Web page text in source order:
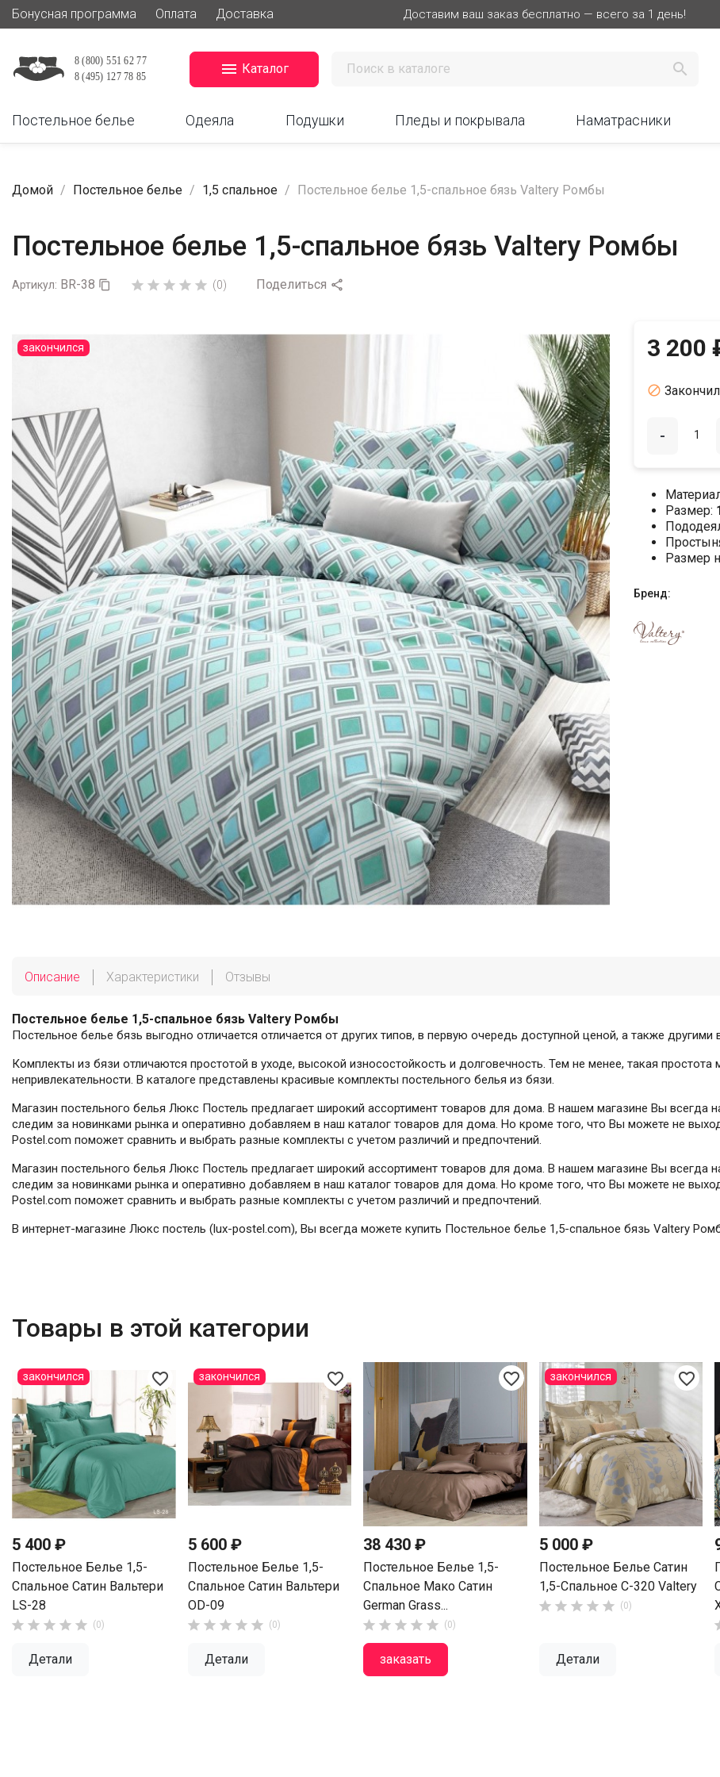
Бонусная программа Оплата Доставка Доставим ваш заказ бесплатно — всего за 1 день!
 Каталог 
Постельное белье Одеяла Подушки Пледы и покрывала Наматрасники
Домой Постельное белье 1,5 спальное Постельное белье 1,5-спальное бязь Valtery Ромбы
Постельное белье 1,5-спальное бязь Valtery Ромбы
Артикул: BR-38       (0) Поделиться 
закончился 3 200

-
Размер:
Размер
Бренд:
Описание Характеристики Отзывы
Постельное белье 1,5-спальное бязь Valtery Ромбы
Постельное белье бязь выгодно отличается отличается от других типов, в первую очередь доступной ценой, а также
Комплекты из бязи отличаются простотой в уходе, высокой износостойкость и долговечность. Тем не менее, такая простота
непривлекательности. В каталоге представлены красивые комплекты постельного белья из бязи.
Магазин постельного белья Люкс Постель предлагает широкий ассортимент товаров для дома. В нашем магазине Вы всегда
следим за новинками рынка и оперативно добавляем в наш каталог товаров для дома. Но кроме того, что Вы можете не
Postel.com поможет сравнить и выбрать разные комплекты с учетом различий и предпочтений.
Магазин постельного белья Люкс Постель предлагает широкий ассортимент товаров для дома. В нашем магазине Вы всегда
следим за новинками рынка и оперативно добавляем в наш каталог товаров для дома. Но кроме того, что Вы можете не
Postel.com поможет сравнить и выбрать разные комплекты с учетом различий и предпочтений.
В интернет-магазине Люкс постель (lux-postel.com), Вы всегда можете купить Постельное белье 1,5-спальное бязь Valtery
Товары в этой категории
favorite_border
5 400 ₽
Постельное Белье 1,5-
Спальное Сатин Вальтери
LS-28
     (0)
Детали
закончился favorite_border
5 600 ₽
Постельное Белье 1,5-
Спальное Сатин Вальтери
OD-09
     (0)
Детали
закончился favorite_border
38 430 ₽
Постельное Белье 1,5-
Спальное Мако Сатин
German Grass...
     (0)
заказать
favorite_border
5 000 ₽
Постельное Белье Сатин
1,5-Спальное С-320 Valtery
     (0)
Детали
закончился